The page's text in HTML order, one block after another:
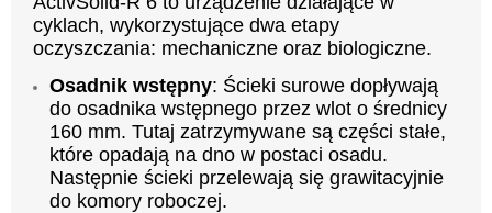
cyklach, wykorzystujące dwa etapy
oczyszczania: mechaniczne oraz biologiczne.
Osadnik wstępny: Ścieki surowe dopływają
do osadnika wstępnego przez wlot o średnicy
160 mm. Tutaj zatrzymywane są części stałe,
które opadają na dno w postaci osadu.
Następnie ścieki przelewają się grawitacyjnie
do komory roboczej.